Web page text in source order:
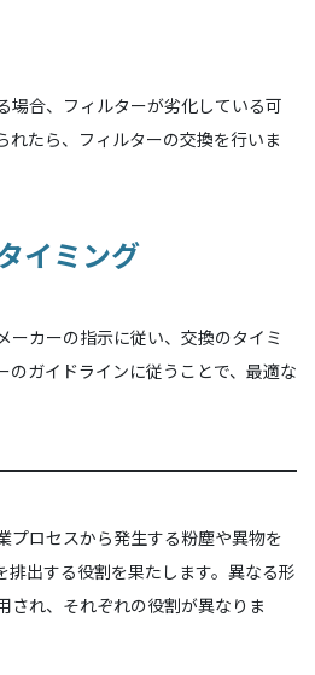
場合、フィルターが劣化している可
れたら、フィルターの交換を行いま
イミング
ーカーの指示に従い、交換のタイミ
のガイドラインに従うことで、最適な
プロセスから発生する粉塵や異物を
排出する役割を果たします。異なる形
され、それぞれの役割が異なりま